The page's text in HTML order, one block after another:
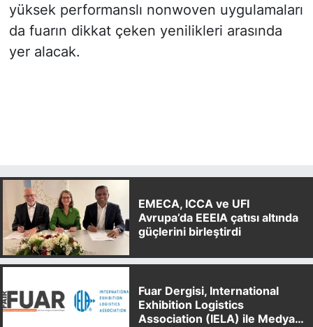
yüksek performanslı nonwoven uygulamaları
da fuarın dikkat çeken yenilikleri arasında
yer alacak.
EMECA, ICCA ve UFI
Avrupa’da EEEIA çatısı altında
güçlerini birleştirdi
Fuar Dergisi, International
Exhibition Logistics
Association (IELA) ile Medya